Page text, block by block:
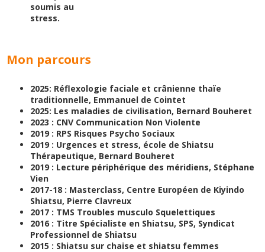
soumis au
stress.
Mon parcours
2025: Réflexologie faciale et crânienne thaïe
traditionnelle, Emmanuel de Cointet
2025: Les maladies de civilisation, Bernard Bouheret
2023 : CNV Communication Non Violente
2019 : RPS Risques Psycho Sociaux
2019 : Urgences et stress, école de Shiatsu
Thérapeutique, Bernard Bouheret
2019 : Lecture périphérique des méridiens, Stéphane
Vien
2017-18 : Masterclass, Centre Européen de Kiyindo
Shiatsu, Pierre Clavreux
2017 : TMS Troubles musculo Squelettiques
2016 : Titre Spécialiste en Shiatsu, SPS, Syndicat
Professionnel de Shiatsu
2015 : Shiatsu sur chaise et shiatsu femmes